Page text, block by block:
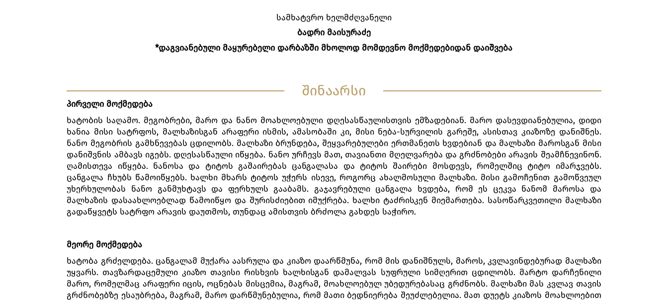
სამხატვრო ხელმძღვანელი
ბადრი მაისურაძე
*დაგვიანებული მაყურებელი დარბაზში მხოლოდ მომდევნო მოქმედებიდან დაიშვება
შინაარსი
პირველი მოქმედება
ხატობის საღამო. მეგობრები, მარო და ნანო მოახლოებული დღესასწაულისთვის ემზადებიან. მარო დასევდიანებულია, დიდი
ხანია მისი სატრფოს, მალხაზისგან არაფერი ისმის, ამასობაში კი, მისი ნება-სურვილის გარეშე, ასისთავ კიაზოზე დანიშნეს.
ნანო მეგობრის გამხნევებას ცდილობს. მალხაზი ბრუნდება, შეყვარებულები ერთმანეთს ხვდებიან და მალხაზი მაროსგან მისი
დანიშვნის ამბავს იგებს. დღესასწაული იწყება. ნანო ურჩევს მათ, თავიანთი მღელვარება და გრძნობები არავის შეამჩნევინონ.
ღამისთევა იწყება. ნანოსა და ტიტოს გაშაირებას ცანგალასა და ტიტოს შაირები მოსდევს, რომელშიც ტიტო იმარჯვებს.
ცანგალა ჩხუბს წამოიწყებს. ხალხი მხარს ტიტოს უჭერს ისევე, როგორც ახალმოსული მალხაზი. მისი გამოჩენით გამოწვეულ
უხერხულობას ნანო განმუხტავს და ფერხულს გააბამს. გაჯავრებული ცანგალა ხვდება, რომ ეს ცეკვა ნანომ მაროსა და
მალხაზის დასაახლოებლად წამოიწყო და შურისძიებით იმუქრება. ხალხი ტაძრისკენ მიემართება. სასოწარკვეთილი მალხაზი
გადაწყვეტს სატრფო არავის დაუთმოს, თუნდაც ამისთვის ბრძოლა გახდეს საჭირო.
მეორე მოქმედება
ხატობა გრძელდება. ცანგალამ მუქარა აასრულა და კიაზო დაარწმუნა, რომ მის დანიშნულს, მაროს, კვლავინდებურად მალხაზი
უყვარს. თავზარდაცემული კიაზო თავისი რისხვის ხალხისგან დამალვას სუფრული სიმღერით ცდილობს. მარტო დარჩენილი
მარო, რომელმაც არაფერი იცის, ოცნებას მისცემია, მაგრამ, მოახლოებულ უბედურებასაც გრძნობს. მალხაზი მას კვლავ თავის
გრძნობებზე ესაუბრება, მაგრამ, მარო დარწმუნებულია, რომ მათი ბედნიერება შეუძლებელია. მათ დუეტს კიაზოს მოახლოებით